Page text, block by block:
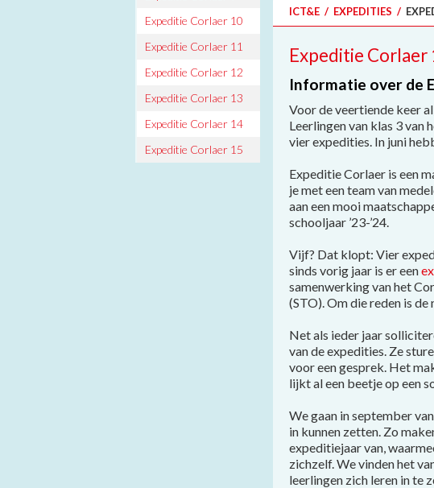
Archief
Contact
Expeditie Corlaer 10
Expeditie Corlaer 11
Expeditie Corlaer 12
Expeditie Corlaer 13
Expeditie Corlaer 14
Expeditie Corlaer 15
ICT&E/ EXPEDITIES /
Expeditie Corlaer
Informatie over de
Voor de veertiende keer
Leerlingen van klas 3 van
vier expedities. In juni
Expeditie Corlaer is een
je met een team van
aan een mooi
schooljaar ’23-’24.
Vijf? Dat klopt: Vier
sinds vorig jaar is er een
samenwerking van het
(STO). Om die reden is de
Net als ieder jaar
van de expedities. Ze
voor een gesprek. Het
lijkt al een beetje op een
We gaan in september
in kunnen zetten. Zo
expeditiejaar van,
zichzelf. We vinden het
leerlingen zich leren in te